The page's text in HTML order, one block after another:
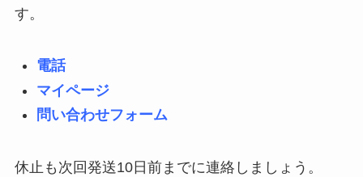
す。
電話
マイページ
問い合わせフォーム
休止も次回発送10日前までに連絡しましょう。